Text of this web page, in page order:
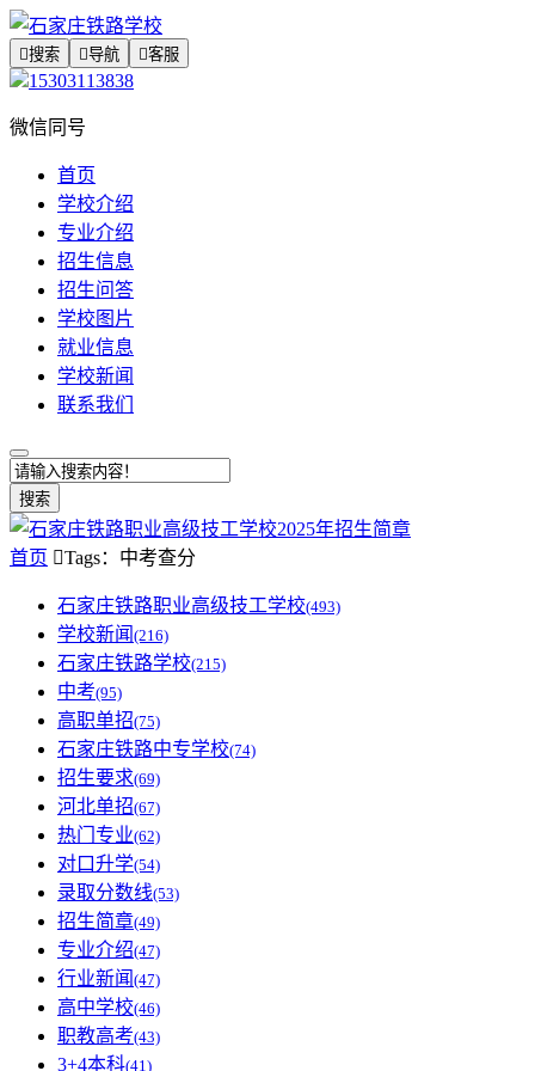
搜索 导航 客服
15303113838
微信同号
首页
学校介绍
专业介绍
招生信息
招生问答
学校图片
就业信息
学校新闻
联系我们
搜索
首页 Tags：中考查分
石家庄铁路职业高级技工学校(493)
学校新闻 (216)
石家庄铁路学校(215)
中考(95)
高职单招(75)
石家庄铁路中专学校(74)
招生要求(69)
河北单招(67)
热门专业(62)
对口升学(54)
录取分数线(53)
招生简章(49)
专业介绍(47)
行业新闻 (47)
高中学校(46)
职教高考(43)
3+4本科(41)